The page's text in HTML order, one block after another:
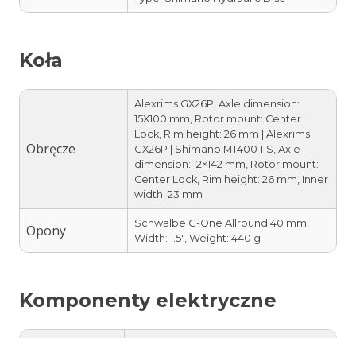
Koła
Obręcze
Alexrims GX26P, Axle dimension:
15X100 mm, Rotor mount: Center
Lock, Rim height: 26 mm | Alexrims
GX26P | Shimano MT400 11S, Axle
dimension: 12×142 mm, Rotor mount:
Center Lock, Rim height: 26 mm, Inner
width: 23 mm
Opony
Schwalbe G-One Allround 40 mm,
Width: 1.5″, Weight: 440 g
Komponenty elektryczne